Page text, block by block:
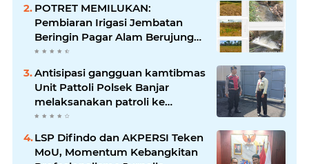
POTRET MEMILUKAN:
Pembiaran Irigasi Jembatan
Beringin Pagar Alam Berujung
'Bencana' Bagi Petani
Antisipasi gangguan kamtibmas
Unit Pattoli Polsek Banjar
melaksanakan patroli ke
tempat-tempat keramaian di
LSP Difindo dan AKPERSI Teken
MoU, Momentum Kebangkitan